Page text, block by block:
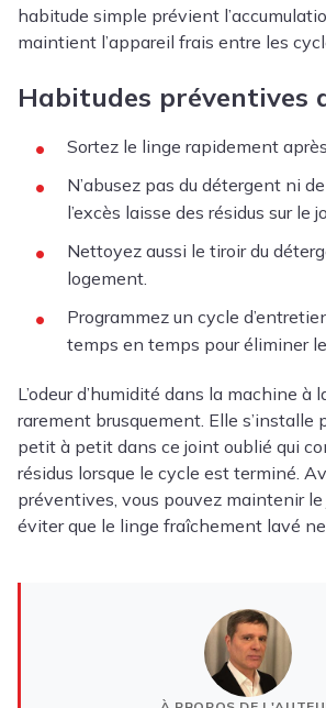
habitude simple prévient
maintient l’appareil frais entre les
Habitudes préventives
Sortez le linge rapidement
N’abusez pas du détergent ni
l’excès laisse des résidus sur le
Nettoyez aussi le tiroir du
logement.
Programmez un cycle
temps en temps pour éliminer
L’odeur d’humidité dans la machine à
rarement brusquement. Elle s’installe
petit à petit dans ce joint oublié qui
résidus lorsque le cycle est terminé.
préventives, vous pouvez maintenir
éviter que le linge fraîchement lavé